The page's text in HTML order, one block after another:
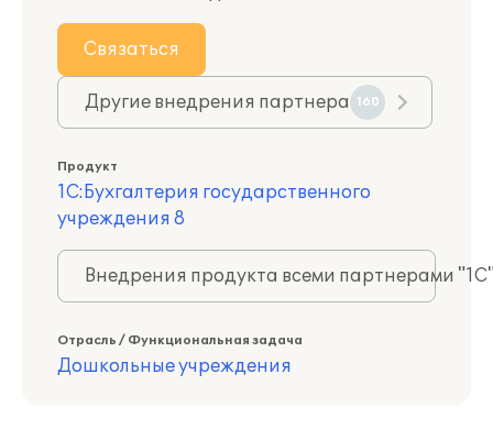
Связаться
Другие внедрения партнера 160
Продукт
1С:Бухгалтерия государственного
учреждения 8
Внедрения продукта всеми партнерами
Отрасль / Функциональная задача
Дошкольные учреждения